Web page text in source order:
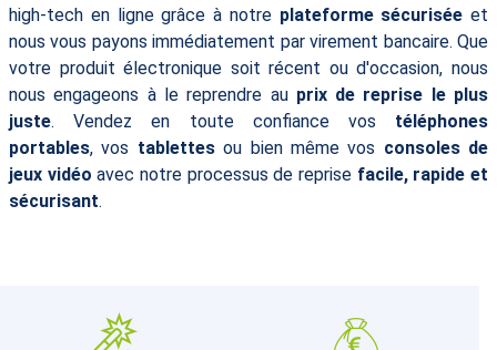
high-tech en ligne grâce à notre plateforme sécurisée et
nous vous payons immédiatement par virement bancaire. Que
votre produit électronique soit récent ou d'occasion, nous
nous engageons à le reprendre au prix de reprise le plus
juste. Vendez en toute confiance vos téléphones
portables, vos tablettesou bien même vos consoles de
jeux vidéo avec notre processus de reprise facile, rapide et
sécurisant.